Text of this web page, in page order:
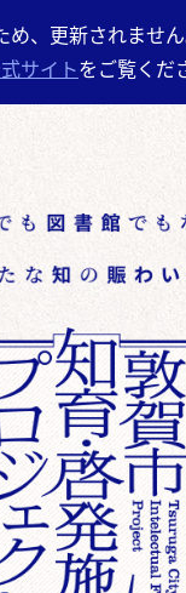
め、更新されませ
サイトをご覧くだ